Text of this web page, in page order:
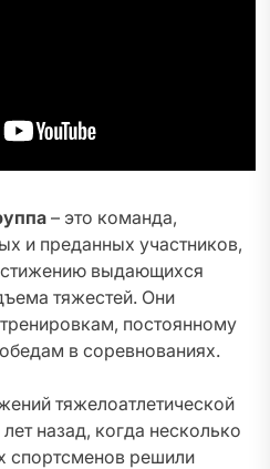
– это команда,
и преданных участников,
выдающихся
тяжестей. Они
постоянному
в соревнованиях.
тяжелоатлетической
назад, когда несколько
спортсменов решили